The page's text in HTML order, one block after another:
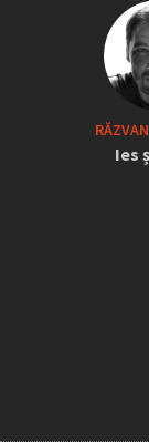
Ies